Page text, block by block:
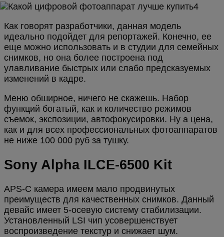
Как говорят разработчики, данная модель
идеально подойдет для репортажей. Конечно, ее
еще можно использовать и в студии для семейных
снимков, но она более построена под
улавливание быстрых или слабо предсказуемых
изменений в кадре.
Меню обширное, ничего не скажешь. Набор
функций богатый, как и количество режимов
съемок, экспозиции, автофокусировки. Ну а цена,
как и для всех профессиональных фотоаппаратов
не ниже 100 000 руб за тушку.
Sony Alpha ILCE-6500 Kit
APS-C камера имеем мало продвинутых
преимуществ для качественных снимков. Данный
девайс имеет 5-осевую систему стабилизации.
Установленный LSI чип усовершенствует
воспроизведение текстур и снижает шум.